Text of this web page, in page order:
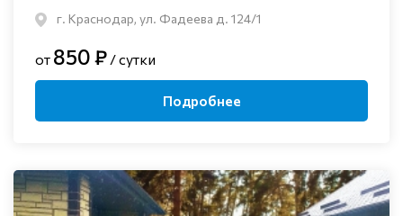
г. Краснодар, ул. Фадеева д. 124/1
от 850 ₽ / сутки
Подробнее